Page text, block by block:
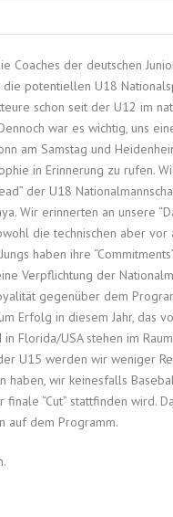
Coaches der deutschen
potentiellen U18
schon seit der U12 im
war es wichtig, uns
am Samstag und
in Erinnerung zu rufen.
der U18
Wir erinnerten an unsere
die technischen aber
haben ihre
Verpflichtung der
gegenüber dem
Erfolg in diesem Jahr, das
Florida/USA stehen im
U15 werden wir weniger
haben, wir keinesfalls
“Cut” stattfinden wird.
auf dem Programm.